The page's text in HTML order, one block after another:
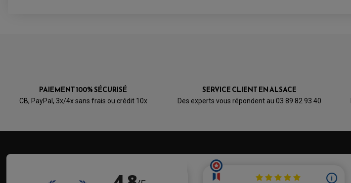
PAIEMENT 100% SÉCURISÉ
CB, PayPal, 3x/4x sans frais ou crédit 10x
SERVICE CLIENT EN ALSACE
Des experts vous répondent au 03 89 82 93 40